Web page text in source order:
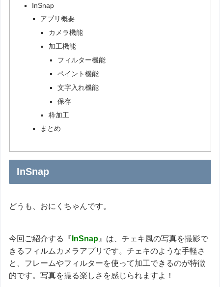
InSnap
アプリ概要
カメラ機能
加工機能
フィルター機能
ペイント機能
文字入れ機能
保存
枠加工
まとめ
InSnap
どうも、おにくちゃんです。
今回ご紹介する『 InSnap 』は、チェキ風の写真を撮影で
きるフィルムカメラアプリです。チェキのような手軽さ
と、フレームやフィルターを使って加工できるのが特徴
的です。写真を撮る楽しさを感じられますよ！